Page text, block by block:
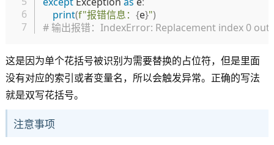
print(f"报错信息： {e}")
# 输出报错：IndexError: Replacement index 0
这是因为单个花括号被识别为需要替换的占位符，但是里面
没有对应的索引或者变量名，所以会触发异常。正确的写法
就是双写花括号。
注意事项